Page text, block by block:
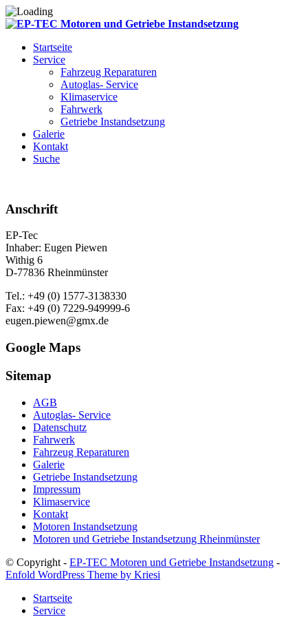
Startseite
Service
Fahrzeug Reparaturen
Autoglas- Service
Klimaservice
Fahrwerk
Getriebe Instandsetzung
Galerie
Kontakt
Suche
Anschrift
EP-Tec
Inhaber: Eugen Piewen
Withig 6
D-77836 Rheinmünster
Tel.: +49 (0) 1577-3138330
Fax: +49 (0) 7229-949999-6
eugen.piewen@gmx.de
Google Maps
Sitemap
AGB
Autoglas- Service
Datenschutz
Fahrwerk
Fahrzeug Reparaturen
Galerie
Getriebe Instandsetzung
Impressum
Klimaservice
Kontakt
Motoren Instandsetzung
Motoren und Getriebe Instandsetzung Rheinmünster
© Copyright - EP-TEC Motoren und Getriebe Instandsetzung -
Enfold WordPress Theme by Kriesi
Startseite
Service